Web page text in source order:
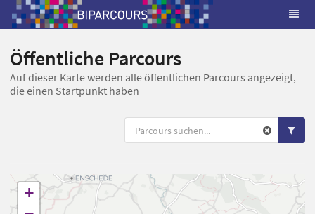
Öffentliche Parcours
Auf dieser Karte werden alle öffentlichen Parcours angezeigt,
die einen Startpunkt haben
+